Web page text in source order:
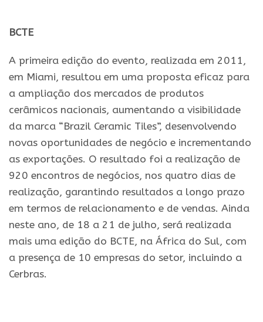
BCTE
A primeira edição do evento, realizada em 2011,
em Miami, resultou em uma proposta eficaz para
a ampliação dos mercados de produtos
cerâmicos nacionais, aumentando a visibilidade
da marca “Brazil Ceramic Tiles”, desenvolvendo
novas oportunidades de negócio e incrementando
as exportações. O resultado foi a realização de
920 encontros de negócios, nos quatro dias de
realização, garantindo resultados a longo prazo
em termos de relacionamento e de vendas. Ainda
neste ano, de 18 a 21 de julho, será realizada
mais uma edição do BCTE, na África do Sul, com
a presença de 10 empresas do setor, incluindo a
Cerbras.